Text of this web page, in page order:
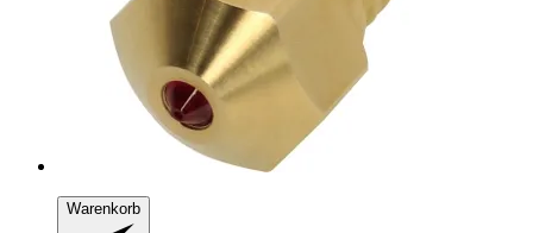
Warenkorb